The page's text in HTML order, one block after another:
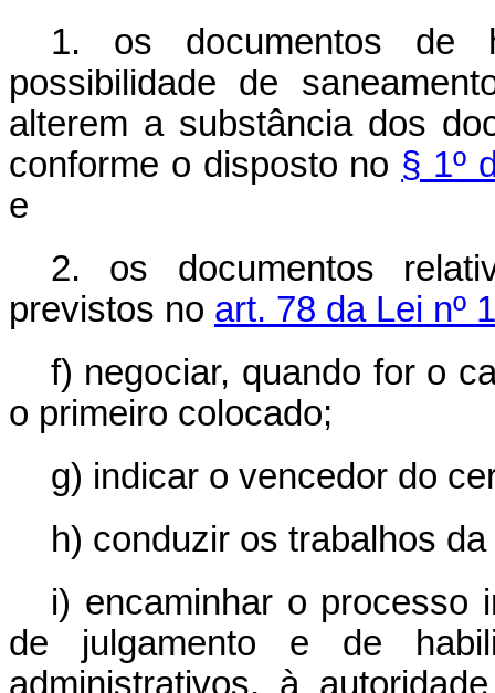
1. os documentos de
possibilidade de
alterem a substância dos
conforme o disposto no § 1º
e
2. os documentos
previstos no art. 78 da Lei nº
f) negociar, quando for o
o primeiro colocado;
g) indicar o vencedor do
h) conduzir os trabalhos
i) encaminhar o processo
de julgamento e de
administrativos, à